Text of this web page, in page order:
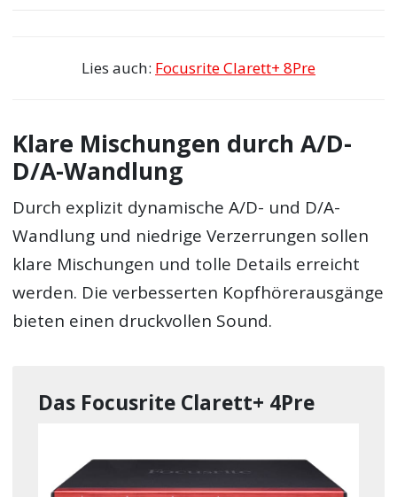
Lies auch: Focusrite Clarett+ 8Pre
Klare Mischungen durch A/D-
D/A-Wandlung
Durch explizit dynamische A/D- und D/A-
Wandlung und niedrige Verzerrungen sollen
klare Mischungen und tolle Details erreicht
werden. Die verbesserten Kopfhörerausgänge
bieten einen druckvollen Sound.
Das Focusrite Clarett+ 4Pre